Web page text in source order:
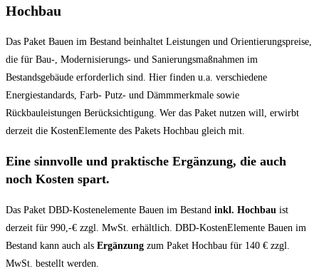
Hochbau
Das Paket Bauen im Bestand beinhaltet Leistungen und Orientierungspreise,
die für Bau-, Modernisierungs- und Sanierungsmaßnahmen im
Bestandsgebäude erforderlich sind. Hier finden u.a. verschiedene
Energiestandards, Farb- Putz- und Dämmmerkmale sowie
Rückbauleistungen Berücksichtigung. Wer das Paket nutzen will, erwirbt
derzeit die KostenElemente des Pakets Hochbau gleich mit.
Eine sinnvolle und praktische Ergänzung, die auch
noch Kosten spart.
Das Paket DBD-Kostenelemente Bauen im Bestand inkl. Hochbau ist
derzeit für 990,-€ zzgl. MwSt. erhältlich. DBD-KostenElemente Bauen im
Bestand kann auch als Ergänzung zum Paket Hochbau für 140 € zzgl.
MwSt. bestellt werden.